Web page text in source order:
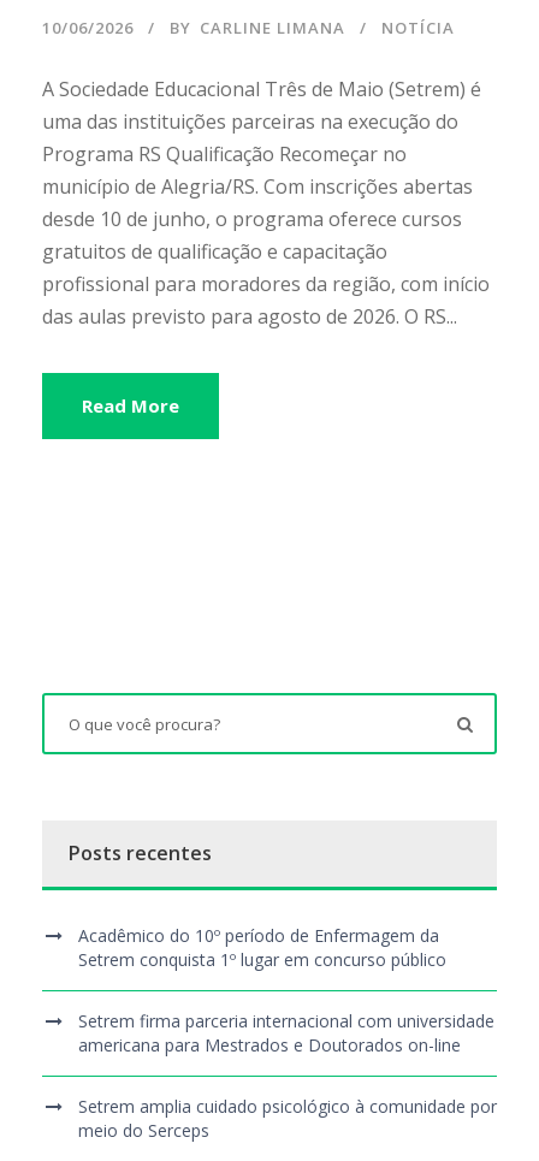
10/06/2026 BY CARLINE LIMANA NOTÍCIA
A Sociedade Educacional Três de Maio (Setrem) é
uma das instituições parceiras na execução do
Programa RS Qualificação Recomeçar no
município de Alegria/RS. Com inscrições abertas
desde 10 de junho, o programa oferece cursos
gratuitos de qualificação e capacitação
profissional para moradores da região, com início
das aulas previsto para agosto de 2026. O RS...
Read More
Posts recentes
Acadêmico do 10º período de Enfermagem da
Setrem conquista 1º lugar em concurso público
Setrem firma parceria internacional com universidade
americana para Mestrados e Doutorados on-line
Setrem amplia cuidado psicológico à comunidade por
meio do Serceps